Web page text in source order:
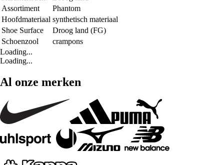
Assortiment
Phantom
Hoofdmateriaal synthetisch materiaal
Shoe Surface
Droog land (FG)
Schoenzool
crampons
Loading...
Loading...
Al onze merken